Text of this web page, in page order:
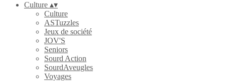
Culture ▴▾
Culture
ASTuzzles
Jeux de société
JOV'S
Seniors
Sourd Action
SourdAveugles
Voyages